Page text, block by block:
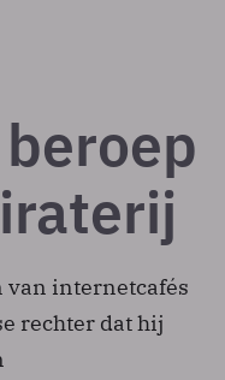
van internetcafés
rechter dat hij